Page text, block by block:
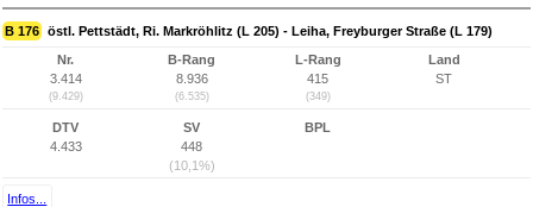
B 176 östl. Pettstädt, Ri. Markröhlitz (L 205) - Leiha, Freyburger Straße (L 179)
Nr.
3.414
(9.429)
B-Rang
8.936
(6.535)
L-Rang
415
(349)
Land
ST
DTV
4.433
SV
448
(10,1%)
BPL
Infos...